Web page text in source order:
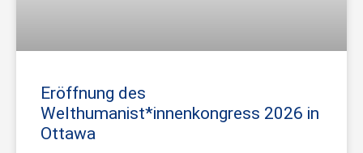
Eröffnung des
Welthumanist*innenkongress 2026 in
Ottawa